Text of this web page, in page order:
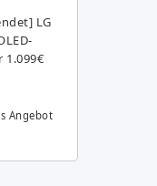
LG
1.099€
Angebot